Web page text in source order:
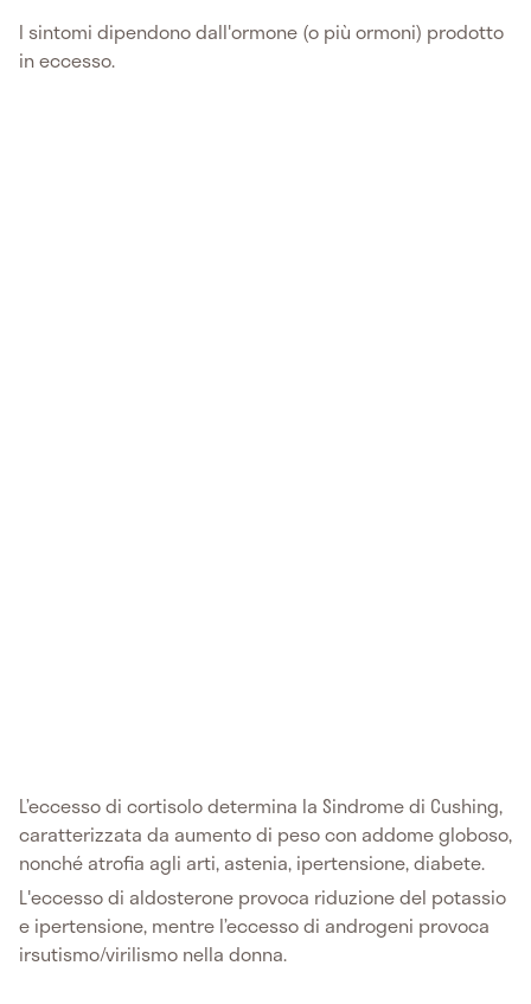
I sintomi dipendono dall'ormone (o più ormoni) prodotto
in eccesso.
L’eccesso di cortisolo determina la Sindrome di Cushing,
caratterizzata da aumento di peso con addome globoso,
nonché atrofia agli arti, astenia, ipertensione, diabete.
L'eccesso di aldosterone provoca riduzione del potassio
e ipertensione, mentre l’eccesso di androgeni provoca
irsutismo/virilismo nella donna.